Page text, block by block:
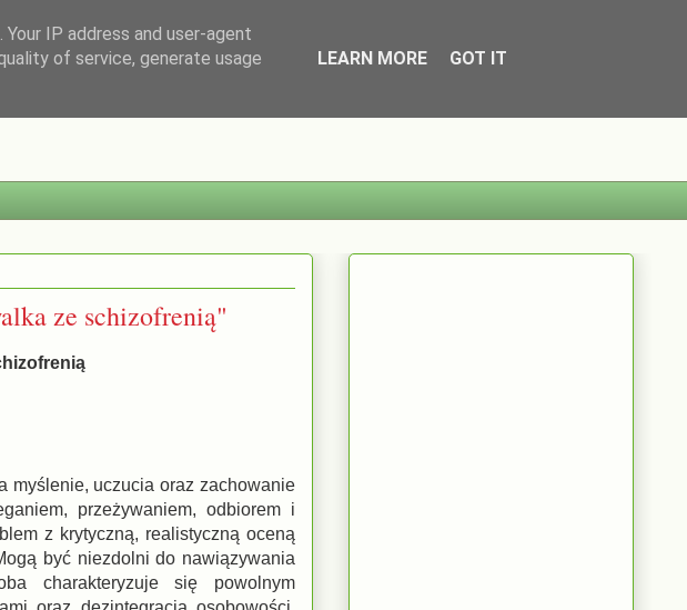
ze schizofrenią"
myślenie, uczucia oraz zachowanie
przeżywaniem, odbiorem i
z krytyczną, realistyczną oceną
być niezdolni do nawiązywania
charakteryzuje się powolnym
IP address and user-agent
of service, generate usage
LEARN MORE GOT IT